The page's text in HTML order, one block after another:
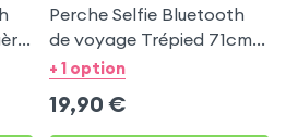
Perche Selfie Bluetooth
de voyage Trépied 71cm -
Blanc pour Huawei P60
+ 1 option
19,90 €